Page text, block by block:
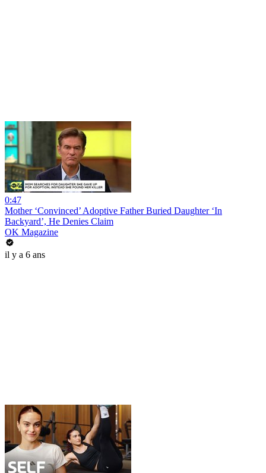
0:47
Mother ‘Convinced’ Adoptive Father Buried Daughter ‘In
Backyard’, He Denies Claim
OK Magazine
il y a 6 ans